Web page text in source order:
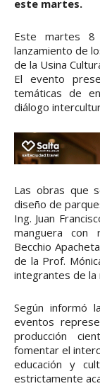
este martes.
Este martes
lanzamiento de
de la Usina
El evento
temáticas de
diálogo
Las obras que
diseño de
Ing. Juan
manguera con
Becchio
de la Prof.
integrantes de la
Según informó
eventos
producción
fomentar el
educación y
estrictamente